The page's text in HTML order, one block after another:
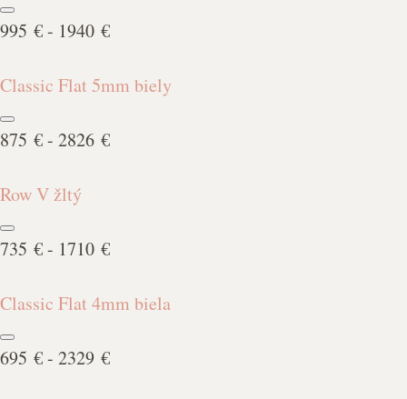
995 € - 1940 €
Classic Flat 5mm biely
875 € - 2826 €
Row V žltý
735 € - 1710 €
Classic Flat 4mm biela
695 € - 2329 €